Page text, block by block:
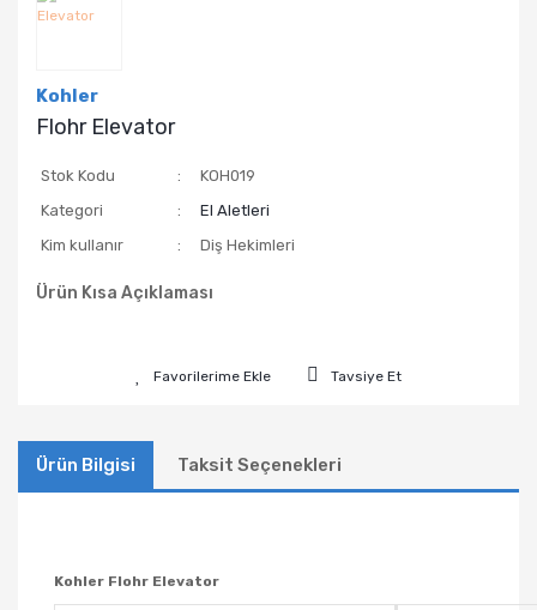
Kohler
Flohr Elevator
Stok Kodu
KOH019
Kategori
El Aletleri
Kim kullanır
Diş Hekimleri
Ürün Kısa Açıklaması
Tavsiye Et
Ürün Bilgisi Taksit Seçenekleri
Kohler Flohr Elevator